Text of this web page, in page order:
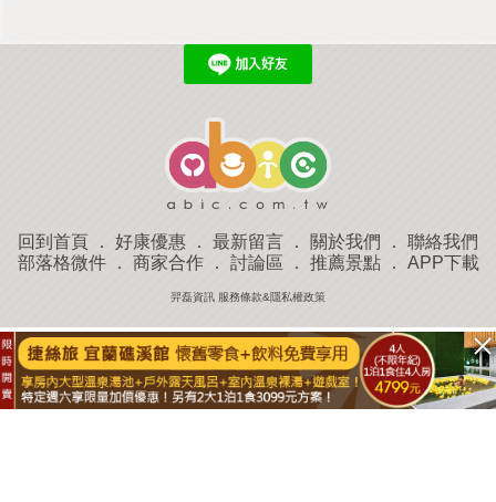
回到首頁 ． 好康優惠 ． 最新留言 ． 關於我們 ． 聯絡我們
部落格微件． 商家合作． 討論區 ． 推薦景點． APP下載
羿磊資訊 服務條款&隱私權政策